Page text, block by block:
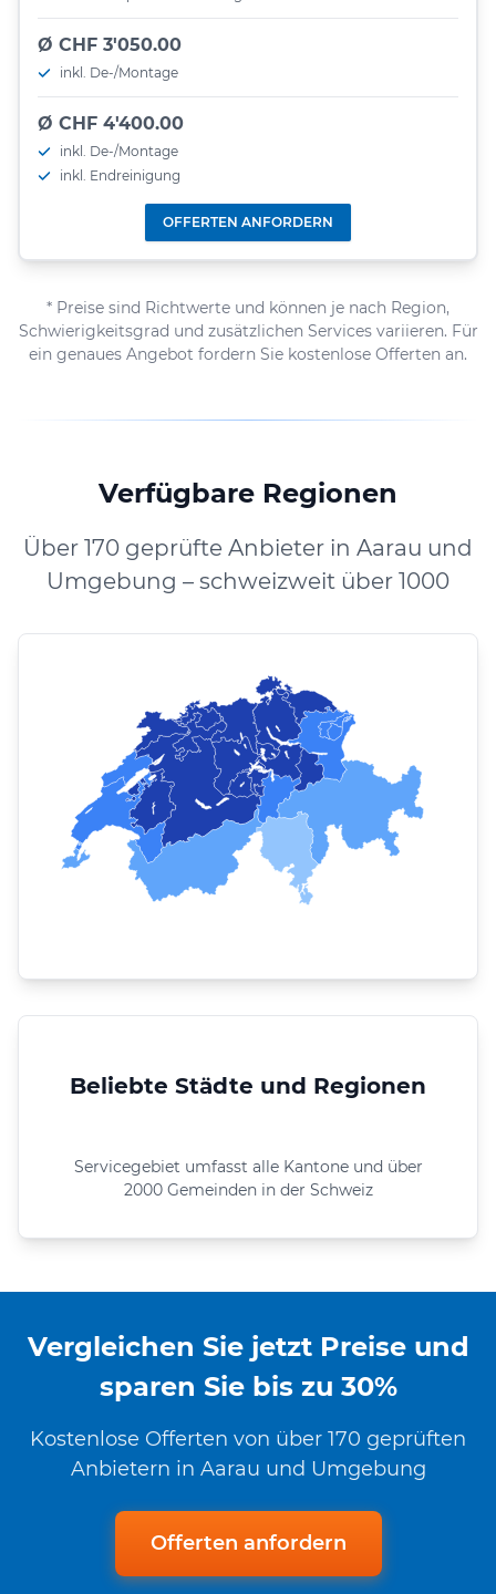
Ø CHF 3'050.00
inkl. De-/Montage
Ø CHF 4'400.00
inkl. De-/Montage
inkl. Endreinigung
OFFERTEN ANFORDERN
* Preise sind Richtwerte und können je nach Region,
Schwierigkeitsgrad und zusätzlichen Services variieren. Für
ein genaues Angebot fordern Sie kostenlose Offerten an.
Verfügbare Regionen
Über 170 geprüfte Anbieter in Aarau und
Umgebung – schweizweit über 1000
Beliebte Städte und Regionen
Servicegebiet umfasst alle Kantone und über
2000 Gemeinden in der Schweiz
Vergleichen Sie jetzt Preise und
sparen Sie bis zu 30%
Kostenlose Offerten von über 170 geprüften
Anbietern in Aarau und Umgebung
Offerten anfordern